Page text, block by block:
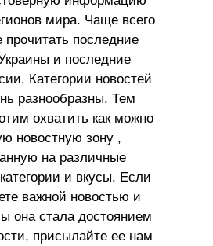
мира. Чаще всего
последние
и последние
Категории новостей
разнообразны. Тем
охватить как можно
новостную зону ,
на различные
и вкусы. Если
важной новостью и
она стала достоянием
присылайте ее нам